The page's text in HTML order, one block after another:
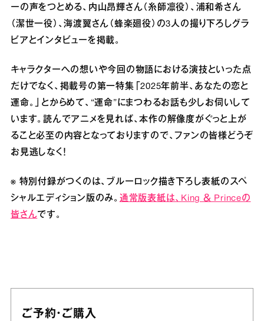
ーの声をつとめる、内山昂輝さん（糸師凛役）、浦和希さん
（潔世一役）、海渡翼さん（蜂楽廻役）の3人の撮り下ろしグラ
ビアとインタビューを掲載。
キャラクターへの想いや今回の物語における演技といった点
だけでなく、掲載号の第一特集「2025年前半、あなたの恋と
運命。」とからめて、“運命”にまつわるお話も少しお伺いして
います。読んでアニメを見れば、本作の解像度がぐっと上が
ること必至の内容となっておりますので、ファンの皆様どうぞ
お見逃しなく！
※ 特別付録がつくのは、ブルーロック描き下ろし表紙のスペ
シャルエディション版のみ。 通常版表紙は、King ＆ Princeの
皆さんです。
ご予約・ご購入